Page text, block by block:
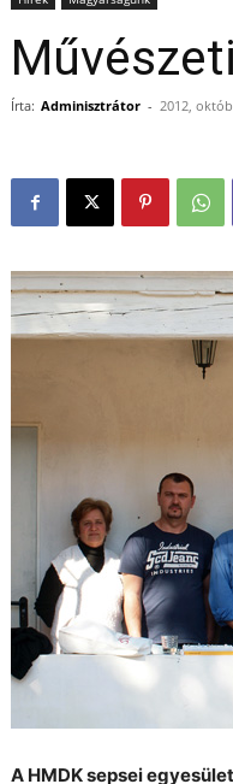
Írta: Adminisztrátor - 2012,
A HMDK sepsei